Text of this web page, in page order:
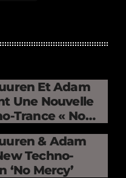
Et Adam
Une Nouvelle
Trance « No
& Adam
Techno-
‘No Mercy’